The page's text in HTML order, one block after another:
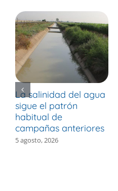
La salinidad del agua
sigue el patrón
habitual de
campañas anteriores
5 agosto, 2026